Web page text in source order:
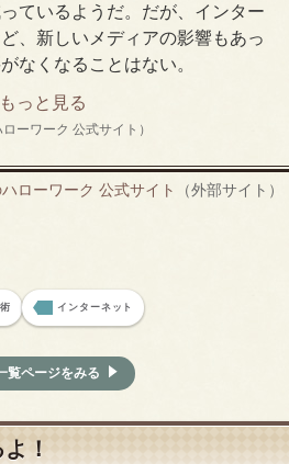
ているようだ。だが、インター
、新しいメディアの影響もあっ
なくなることはない。
もっと見る
ローワーク 公式サイト）
ローワーク 公式サイト （外部サイト）
インターネット
覧ページをみる
！